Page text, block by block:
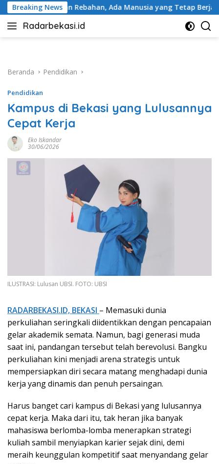
Langsung
ke
konten
Breaking News
Ada Manusia yang Tetap Berjalan BRI Peduli
Radarbekasi.id
Berita
Beranda
Pendidikan
Pendidikan
Kampus di Bekasi yang Lulusannya
Cepat Kerja
Eko Iskandar
30/06/2026
ILUSTRASI: Lulusan UBSI. FOTO: UBSI
RADARBEKASI.ID, BEKASI – Memasuki dunia
perkuliahan seringkali diidentikkan dengan pencapaian
gelar akademik semata. Namun, bagi generasi muda
saat ini, pandangan tersebut telah berevolusi. Bangku
perkuliahan kini menjadi arena strategis untuk
mempersiapkan diri secara matang menghadapi dunia
kerja yang dinamis dan penuh persaingan.
Harus banget cari kampus di Bekasi yang lulusannya
cepat kerja. Maka dari itu, tak heran jika banyak
mahasiswa berlomba-lomba menerapkan strategi
kuliah sambil menyiapkan karier sejak dini, demi
meraih keunggulan kompetitif saat menyandang gelar